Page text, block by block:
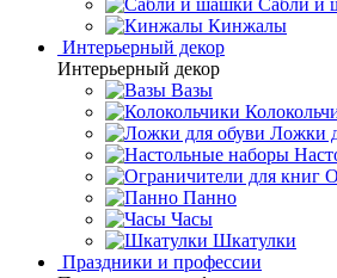
Сабли и
Кинжалы
Интерьерный декор
Интерьерный декор
Вазы
Ложки
Панно
Часы
Шкатулки
Праздники и профессии